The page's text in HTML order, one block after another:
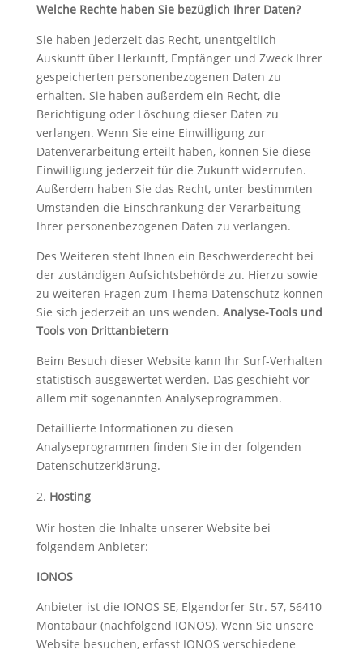
Welche Rechte haben Sie bezüglich Ihrer Daten?
Sie haben jederzeit das Recht, unentgeltlich
Auskunft über Herkunft, Empfänger und Zweck Ihrer
gespeicherten personenbezogenen Daten zu
erhalten. Sie haben außerdem ein Recht, die
Berichtigung oder Löschung dieser Daten zu
verlangen. Wenn Sie eine Einwilligung zur
Datenverarbeitung erteilt haben, können Sie diese
Einwilligung jederzeit für die Zukunft widerrufen.
Außerdem haben Sie das Recht, unter bestimmten
Umständen die Einschränkung der Verarbeitung
Ihrer personenbezogenen Daten zu verlangen.
Des Weiteren steht Ihnen ein Beschwerderecht bei
der zuständigen Aufsichtsbehörde zu. Hierzu sowie
zu weiteren Fragen zum Thema Datenschutz können
Sie sich jederzeit an uns wenden. Analyse-Tools und
Tools von Drittanbietern
Beim Besuch dieser Website kann Ihr Surf-Verhalten
statistisch ausgewertet werden. Das geschieht vor
allem mit sogenannten Analyseprogrammen.
Detaillierte Informationen zu diesen
Analyseprogrammen finden Sie in der folgenden
Datenschutzerklärung.
Hosting
Wir hosten die Inhalte unserer Website bei
folgendem Anbieter:
IONOS
Anbieter ist die IONOS SE, Elgendorfer Str. 57, 56410
Montabaur (nachfolgend IONOS). Wenn Sie unsere
Website besuchen, erfasst IONOS verschiedene